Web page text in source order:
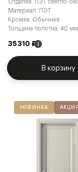
Материал: ПЭТ
Кромка: Обычная
Толщина полотна: 40 мм
35 310 ₽ i
В корзину
НОВИНКА АКЦИЯ